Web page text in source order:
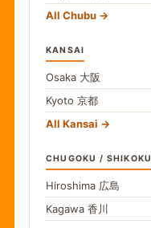
All Chubu
KANSAI
Osaka 大阪
Kyoto 京都
All Kansai
CHUGOKU / SHIKOKU
Hiroshima 広島
Kagawa 香川